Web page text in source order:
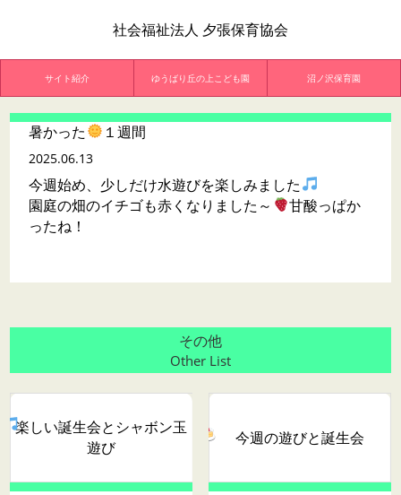
社会福祉法人 夕張保育協会
サイト紹介 ゆうばり丘の上こども園 沼ノ沢保育園
暑かった １週間
2025.06.13
今週始め、少しだけ水遊びを楽しみました
園庭の畑のイチゴも赤くなりました～
甘酸っぱか
ったね！
その他
Other List
楽しい誕生会とシャボン玉
遊び
今週の遊びと誕生会